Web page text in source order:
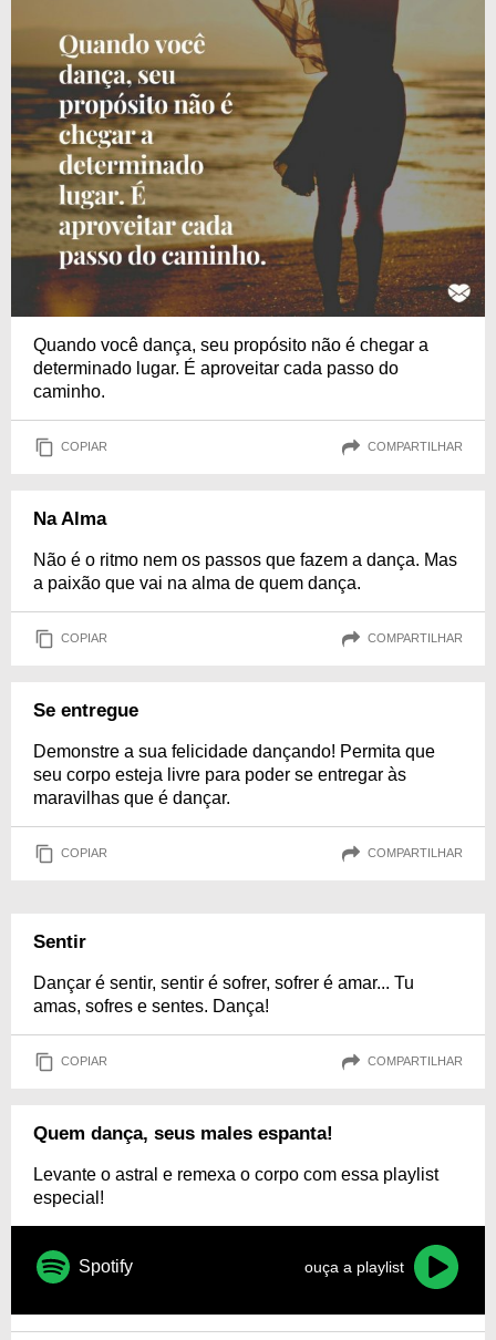
Quando você dança, seu propósito não é chegar a
determinado lugar. É aproveitar cada passo do
caminho.
COPIAR COMPARTILHAR
Na Alma
Não é o ritmo nem os passos que fazem a dança. Mas
a paixão que vai na alma de quem dança.
COPIAR COMPARTILHAR
Se entregue
Demonstre a sua felicidade dançando! Permita que
seu corpo esteja livre para poder se entregar às
maravilhas que é dançar.
COPIAR COMPARTILHAR
Sentir
Dançar é sentir, sentir é sofrer, sofrer é amar... Tu
amas, sofres e sentes. Dança!
COPIAR COMPARTILHAR
Quem dança, seus males espanta!
Levante o astral e remexa o corpo com essa playlist
especial!
Spotify ouça a playlist